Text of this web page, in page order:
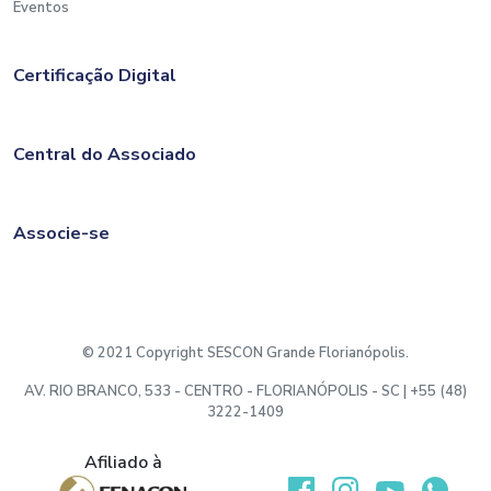
Eventos
Certificação Digital
Central do Associado
Associe-se
© 2021 Copyright SESCON Grande Florianópolis.
AV. RIO BRANCO, 533 - CENTRO - FLORIANÓPOLIS - SC | +55 (48)
3222-1409
Afiliado à